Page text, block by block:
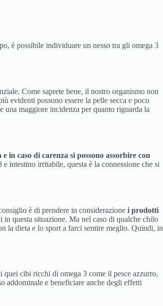
è possibile individuare un nesso tra gli omega 3
Come saprete bene, il nostro organismo non
evidenti possono essere la pelle secca e poco
una maggiore incidenza per quanto riguarda la
in caso di carenza si possono assorbire con
intestino irritabile, questa è la connessione che si
è di prendere in considerazione i prodotti
in questa situazione. Ma nel caso di qualche chilo
la dieta e lo sport a farci sentire meglio. Quindi, in
quei cibi ricchi di omega 3 come il pesce azzurro,
addominale e beneficiare anche degli effetti